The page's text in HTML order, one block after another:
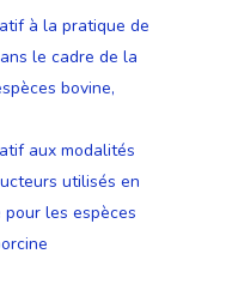
à la pratique de
le cadre de la
bovine,
aux modalités
utilisés en
les espèces